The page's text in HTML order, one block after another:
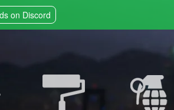
on Discord